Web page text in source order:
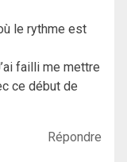
le rythme est
failli me mettre
ce début de
Répondre